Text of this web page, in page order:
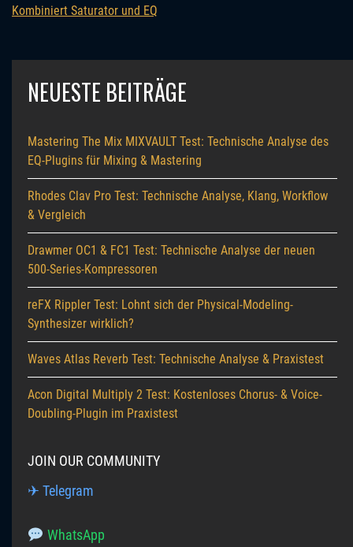
Kombiniert Saturator und EQ
NEUESTE BEITRÄGE
Mastering The Mix MIXVAULT Test: Technische Analyse des
EQ-Plugins für Mixing & Mastering
Rhodes Clav Pro Test: Technische Analyse, Klang, Workflow
& Vergleich
Drawmer OC1 & FC1 Test: Technische Analyse der neuen
500-Series-Kompressoren
reFX Rippler Test: Lohnt sich der Physical-Modeling-
Synthesizer wirklich?
Waves Atlas Reverb Test: Technische Analyse & Praxistest
Acon Digital Multiply 2 Test: Kostenloses Chorus- & Voice-
Doubling-Plugin im Praxistest
JOIN OUR COMMUNITY
✈ Telegram
WhatsApp